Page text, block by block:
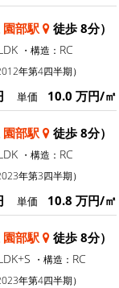
園部駅 徒歩 8分）
・構造： RC
年第4四半期）
単価 10.0 万円/㎡
園部駅 徒歩 8分）
・構造： RC
年第3四半期）
単価 10.8 万円/㎡
園部駅 徒歩 8分）
・構造： RC
年第4四半期）